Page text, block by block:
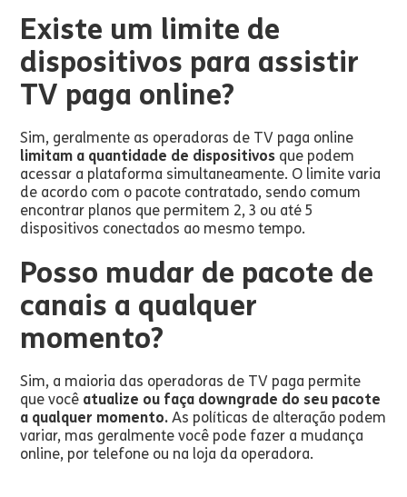
Existe um limite de
dispositivos para assistir
TV paga online?
Sim, geralmente as operadoras de TV paga online
limitam a quantidade de dispositivos que podem
acessar a plataforma simultaneamente. O limite varia
de acordo com o pacote contratado, sendo comum
encontrar planos que permitem 2, 3 ou até 5
dispositivos conectados ao mesmo tempo.
Posso mudar de pacote de
canais a qualquer
momento?
Sim, a maioria das operadoras de TV paga permite
que você atualize ou faça downgrade do seu pacote
a qualquer momento. As políticas de alteração podem
variar, mas geralmente você pode fazer a mudança
online, por telefone ou na loja da operadora.